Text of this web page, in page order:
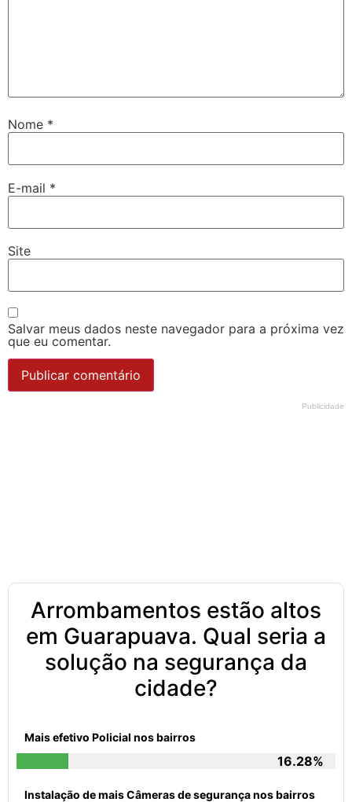
Nome *
E-mail *
Site
Salvar meus dados neste navegador para a próxima vez
que eu comentar.
Publicidade
Arrombamentos estão altos
em Guarapuava. Qual seria a
solução na segurança da
cidade?
Mais efetivo Policial nos bairros
16.28%
Instalação de mais Câmeras de segurança nos bairros